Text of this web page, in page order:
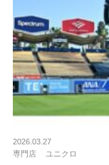
2026.03.27
専門店
ユニクロ